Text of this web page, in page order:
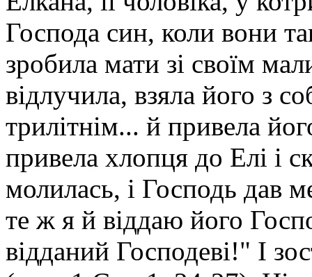
Господа син, коли вони
зробила мати зі своїм
відлучила, взяла його з
трилітнім... й привела
привела хлопця до Елі і
молилась, і Господь дав
те ж я й віддаю його
відданий Господеві!" І